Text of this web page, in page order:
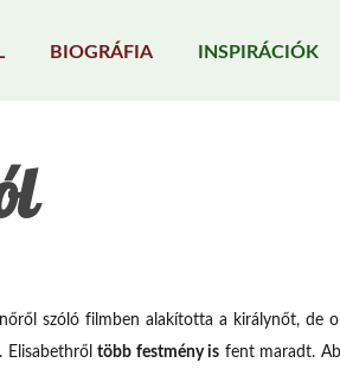
BIOGRÁFIA INSPIRÁCIÓK
szóló filmben alakította a királynőt, de
Elisabethrőltöbb festmény is fent maradt.